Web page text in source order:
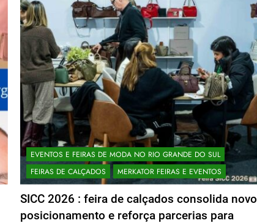
EVENTOS E FEIRAS DE MODA NO RIO GRANDE DO SUL
FEIRAS DE CALÇADOS
MERKATOR FEIRAS E EVENTOS
SICC 2026 : feira de calçados consolida novo
posicionamento e reforça parcerias para